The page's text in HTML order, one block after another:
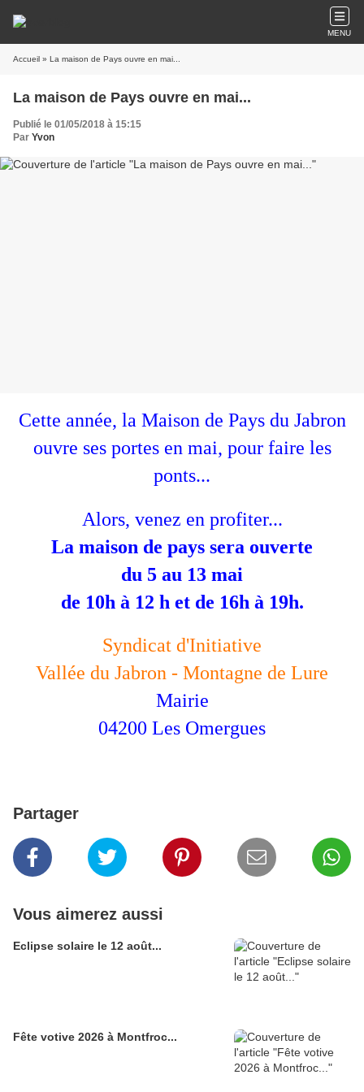
MENU
Accueil » La maison de Pays ouvre en mai...
La maison de Pays ouvre en mai...
Publié le 01/05/2018 à 15:15
Par Yvon
Cette année, la Maison de Pays du Jabron
ouvre ses portes en mai, pour faire les
ponts...
Alors, venez en profiter...
La maison de pays sera ouverte
du 5 au 13 mai
de 10h à 12 h et de 16h à 19h.
Syndicat d'Initiative
Vallée du Jabron - Montagne de Lure
Mairie
04200 Les Omergues
Partager
Vous aimerez aussi
Eclipse solaire le 12 août...
Fête votive 2026 à Montfroc...